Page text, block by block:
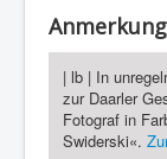
| lb | In
zur Daarler
Fotograf in
Swiderski«.